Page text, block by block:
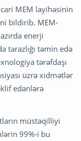
MEM layihəsinin
bildirib. MEM-
enerji
tarazlığı təmin edə
tərəfdaşı
üzrə xidmətlər
edənlərə
müstəqilliyi
99%-i bu